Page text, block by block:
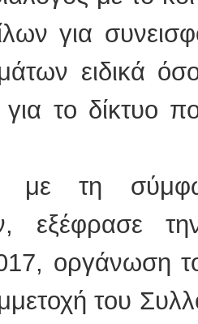
για
ειδικά
για το δίκτυο
με τη
εξέφρασε
οργάνωση
του